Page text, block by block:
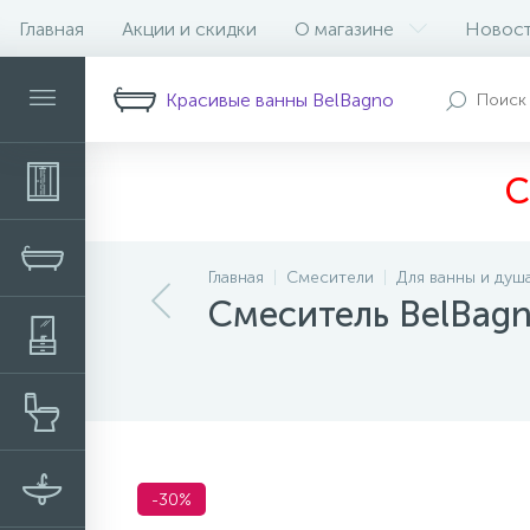
Главная Акции и скидки О магазине
Красивые ванны BelBagno
Главная Смесители Для ванны и
Смеситель
Описание Характеристики
-30%